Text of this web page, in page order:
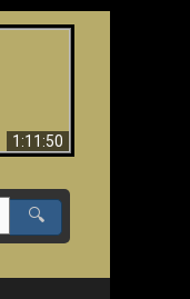
1:11:50
🔍